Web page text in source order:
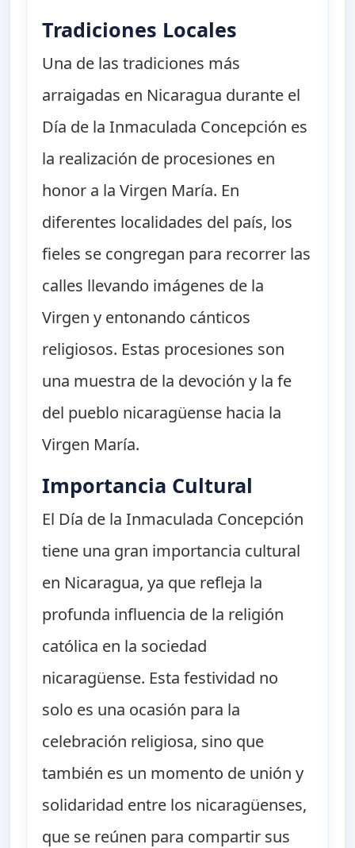
Tradiciones Locales
Una de las tradiciones más
arraigadas en Nicaragua durante el
Día de la Inmaculada Concepción es
la realización de procesiones en
honor a la Virgen María. En
diferentes localidades del país, los
fieles se congregan para recorrer las
calles llevando imágenes de la
Virgen y entonando cánticos
religiosos. Estas procesiones son
una muestra de la devoción y la fe
del pueblo nicaragüense hacia la
Virgen María.
Importancia Cultural
El Día de la Inmaculada Concepción
tiene una gran importancia cultural
en Nicaragua, ya que refleja la
profunda influencia de la religión
católica en la sociedad
nicaragüense. Esta festividad no
solo es una ocasión para la
celebración religiosa, sino que
también es un momento de unión y
solidaridad entre los nicaragüenses,
que se reúnen para compartir sus